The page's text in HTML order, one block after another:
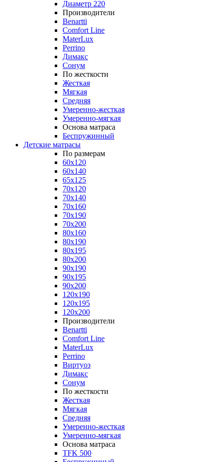
Диаметр 220
Производители
Benartti
Comfort Line
MaterLux
Perrino
Димакс
Сонум
По жесткости
Жесткая
Мягкая
Средняя
Умеренно-жесткая
Умеренно-мягкая
Основа матраса
Беспружинный
Детские матрасы
По размерам
60x120
60x140
65x125
70x120
70x140
70x160
70x190
70x200
80x160
80x190
80x195
80x200
90x190
90x195
90x200
120x190
120x195
120x200
Производители
Benartti
Comfort Line
MaterLux
Perrino
Виртуоз
Димакс
Сонум
По жесткости
Жесткая
Мягкая
Средняя
Умеренно-жесткая
Умеренно-мягкая
Основа матраса
TFK 500